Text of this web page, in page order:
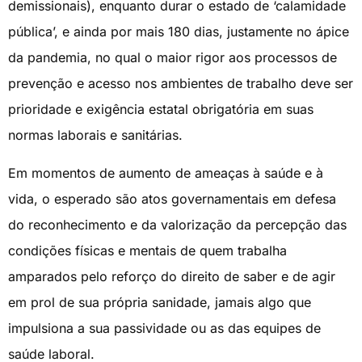
demissionais), enquanto durar o estado de ‘calamidade
pública’, e ainda por mais 180 dias, justamente no ápice
da pandemia, no qual o maior rigor aos processos de
prevenção e acesso nos ambientes de trabalho deve ser
prioridade e exigência estatal obrigatória em suas
normas laborais e sanitárias.
Em momentos de aumento de ameaças à saúde e à
vida, o esperado são atos governamentais em defesa
do reconhecimento e da valorização da percepção das
condições físicas e mentais de quem trabalha
amparados pelo reforço do direito de saber e de agir
em prol de sua própria sanidade, jamais algo que
impulsiona a sua passividade ou as das equipes de
saúde laboral.